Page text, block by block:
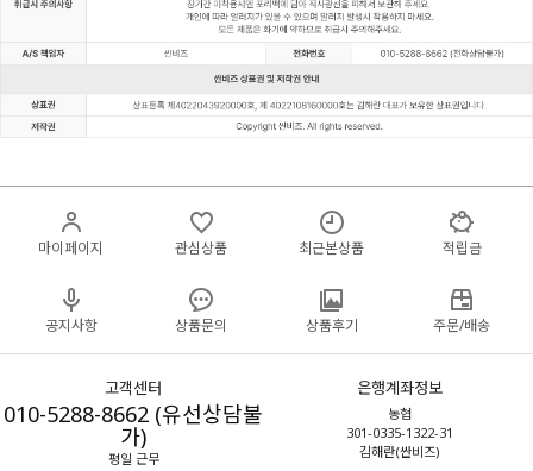
마이페이지 관심상품 최근본상품 적립금
공지사항 상품문의 상품후기 주문/배송
고객센터
010-5288-8662 (유선상담불
가)
평일 근무
은행계좌정보
농협
301-0335-1322-31
김해란(싼비즈)